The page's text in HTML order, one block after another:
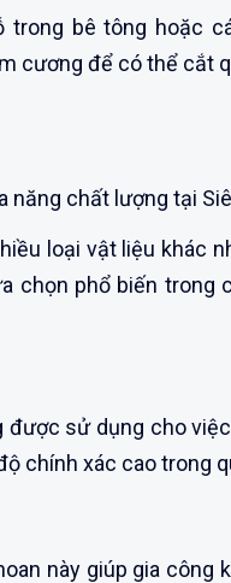
bê tông hoặc
cương để có thể cắt
năng chất lượng tại
loại vật liệu khác
chọn phổ biến trong
sử dụng cho
chính xác cao trong
này giúp gia công